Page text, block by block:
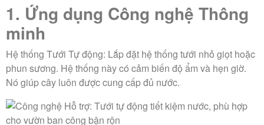
1. Ứng dụng Công nghệ Thông
minh
Hệ thống Tưới Tự động: Lắp đặt hệ thống tưới nhỏ giọt hoặc
phun sương. Hệ thống này có cảm biến độ ẩm và hẹn giờ.
Nó giúp cây luôn được cung cấp đủ nước.